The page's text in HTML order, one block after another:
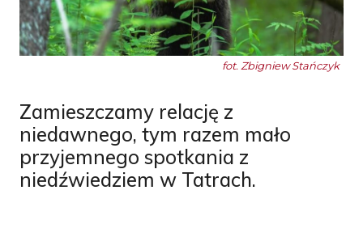
fot. Zbigniew Stańczyk
Zamieszczamy relację z
niedawnego, tym razem mało
przyjemnego spotkania z
niedźwiedziem w Tatrach.